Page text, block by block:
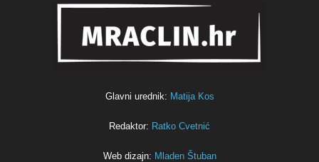
Glavni urednik: Matija Kos
Redaktor: Ratko Cvetnić
Web dizajn: Mladen Štuban